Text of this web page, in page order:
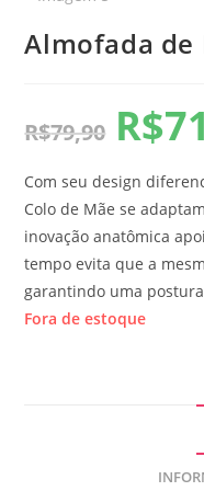
Almofada de
R$79,90 R$
Com seu design
Colo de Mãe se
inovação anatômica
tempo evita que a
garantindo uma
Fora de estoque